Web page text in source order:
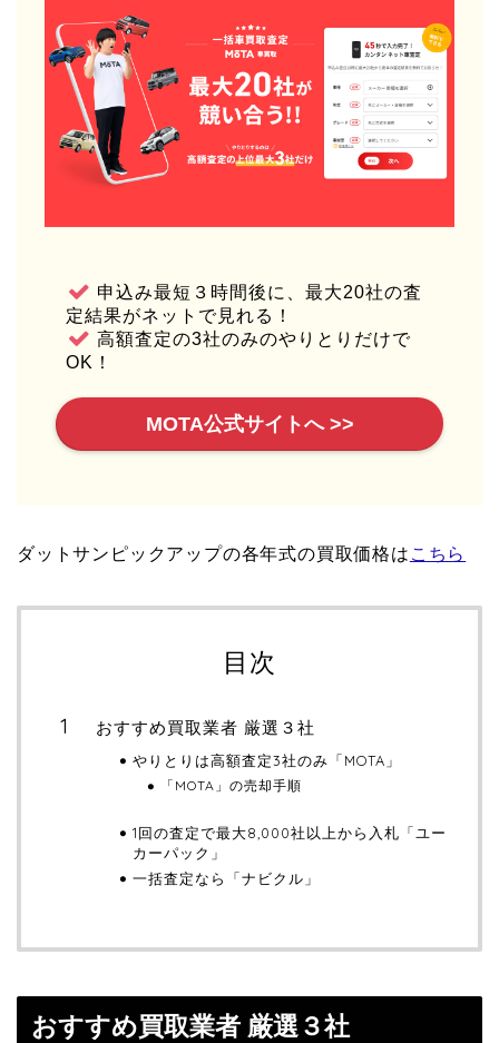
申込み最短３時間後に、最大20社の査
定結果がネットで見れる！
高額査定の3社のみのやりとりだけで
OK！
MOTA公式サイトへ >>
ダットサンピックアップの各年式の買取価格は こちら
目次
おすすめ買取業者 厳選３社
やりとりは高額査定3社のみ「MOTA」
「MOTA」の売却手順
1回の査定で最大8,000社以上から入札「ユー
カーパック」
一括査定なら「ナビクル」
おすすめ買取業者 厳選３社